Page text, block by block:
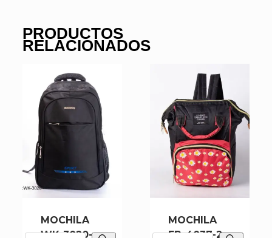
PRODUCTOS
RELACIONADOS
MOCHILA
WK-3020-
MOCHILA
FB-4037-2-